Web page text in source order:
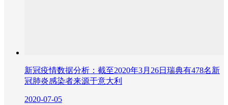
新冠疫情数据分析：截至2020年3月26日瑞典有478名新
冠肺炎感染者来源于意大利
2020-07-05